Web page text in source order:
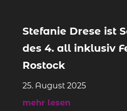
Stefanie Drese ist
des 4. all inklusiv
Rostock
25. August 2025
mehr lesen